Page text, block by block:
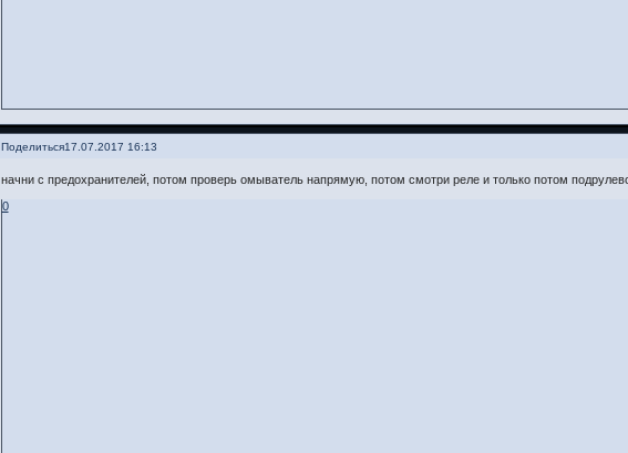
Поделиться17.07.2017 16:13
начни с предохранителей, потом проверь омыватель напрямую, потом смотри реле и только потом
0